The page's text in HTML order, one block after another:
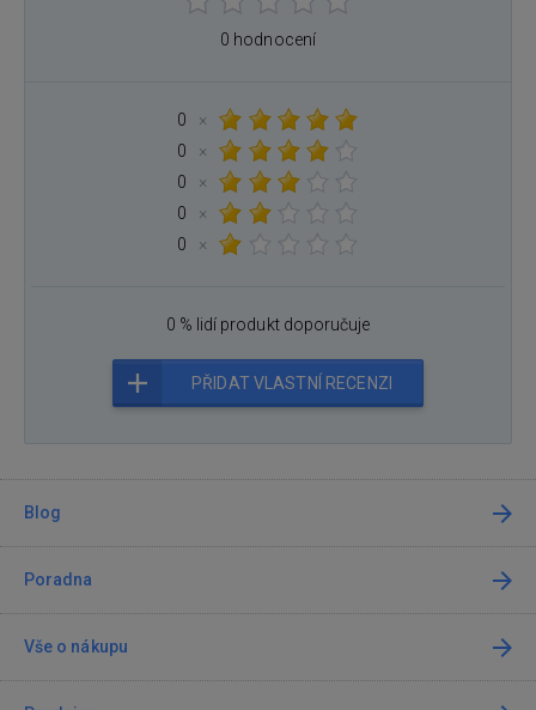
0 hodnocení
0
×
0
×
0
×
0
×
0
×
0 % lidí produkt doporučuje
PŘIDAT VLASTNÍ RECENZI
Blog
Poradna
Vše o nákupu